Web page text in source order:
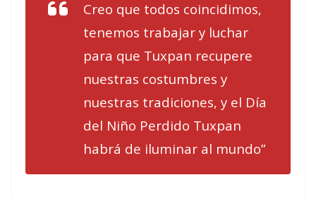
Creo que todos coincidimos,
tenemos trabajar y luchar
para que Tuxpan recupere
nuestras costumbres y
nuestras tradiciones, y el Día
del Niño Perdido Tuxpan
habrá de iluminar al mundo”